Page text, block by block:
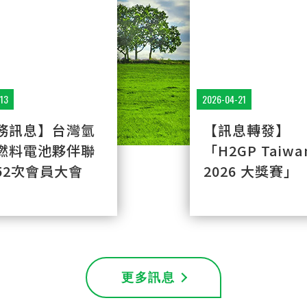
訊息】台灣氫
料電池夥伴聯
次會員大會
2026-04-21
【訊息轉發】
「H2GP
2026 ⼤獎賽」
更多訊息